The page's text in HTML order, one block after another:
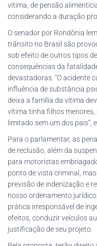
vítima, de pensão
considerando a duração
O senador por Rondônia
trânsito no Brasil são
sob efeito de outros tipos
consequências da
devastadoras. “O acidente
influência de substância
deixa a família da vítima
vítima tinha filhos
limitado sem um dos pais”,
Para o parlamentar, as
de reclusão, além da
para motoristas
ponto de vista criminal,
previsão de indenização e
nosso ordenamento
prática irresponsável de
efeitos, conduzir veículos
justificação de seu projeto.